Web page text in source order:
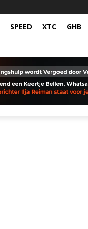
SPEED XTC GHB